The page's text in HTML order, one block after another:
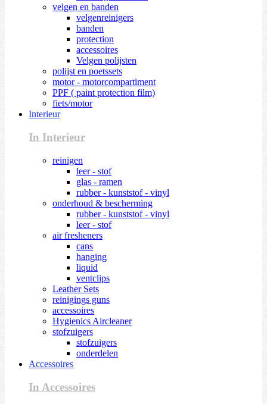
velgen en banden
velgenreinigers
banden
protection
accessoires
Velgen polijsten
polijst en poetssets
motor - motorcompartiment
PPF ( paint protection film)
fiets/motor
Interieur
In Interieur
reinigen
leer - stof
glas - ramen
rubber - kunststof - vinyl
onderhoud & bescherming
rubber - kunststof - vinyl
leer - stof
air fresheners
cans
hanging
liquid
ventclips
Leather Sets
reinigings guns
accessoires
Hygienics Aircleaner
stofzuigers
stofzuigers
onderdelen
Accessoires
In Accessoires